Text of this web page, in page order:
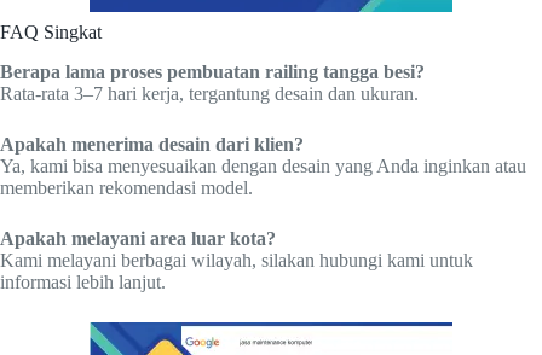
FAQ Singkat
Berapa lama proses pembuatan railing tangga besi?
Rata-rata 3–7 hari kerja, tergantung desain dan ukuran.
Apakah menerima desain dari klien?
Ya, kami bisa menyesuaikan dengan desain yang Anda inginkan atau
memberikan rekomendasi model.
Apakah melayani area luar kota?
Kami melayani berbagai wilayah, silakan hubungi kami untuk
informasi lebih lanjut.